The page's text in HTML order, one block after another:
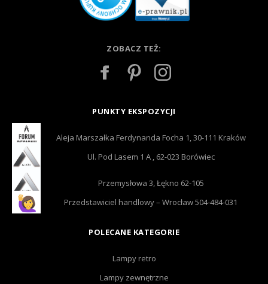
ZOBACZ TEŻ:
PUNKTY EKSPOZYCJI
Aleja Marszałka Ferdynanda Focha 1, 30-111 Kraków
Ul. Pod Lasem 1 A , 62-023 Borówiec
Przemysłowa 3, Łękno 62-105
Przedstawiciel handlowy – Wrocław 504-484-031
POLECANE KATEGORIE
Lampy retro
Lampy zewnętrzne